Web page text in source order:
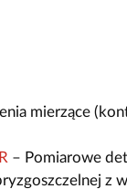
mierzące
– Pomiarowe
z